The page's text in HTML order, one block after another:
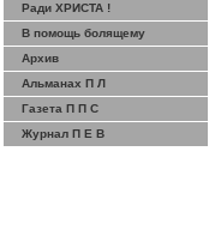
Ради ХРИСТА !
В помощь болящему
Архив
Альманах П Л
Газета П П С
Журнал П Е В